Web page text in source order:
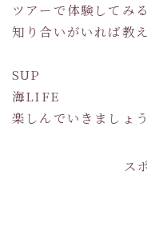
ツアーで体験してみ
知り合いがいれば教
SUP
海LIFE
楽しんでいきましょ
ス